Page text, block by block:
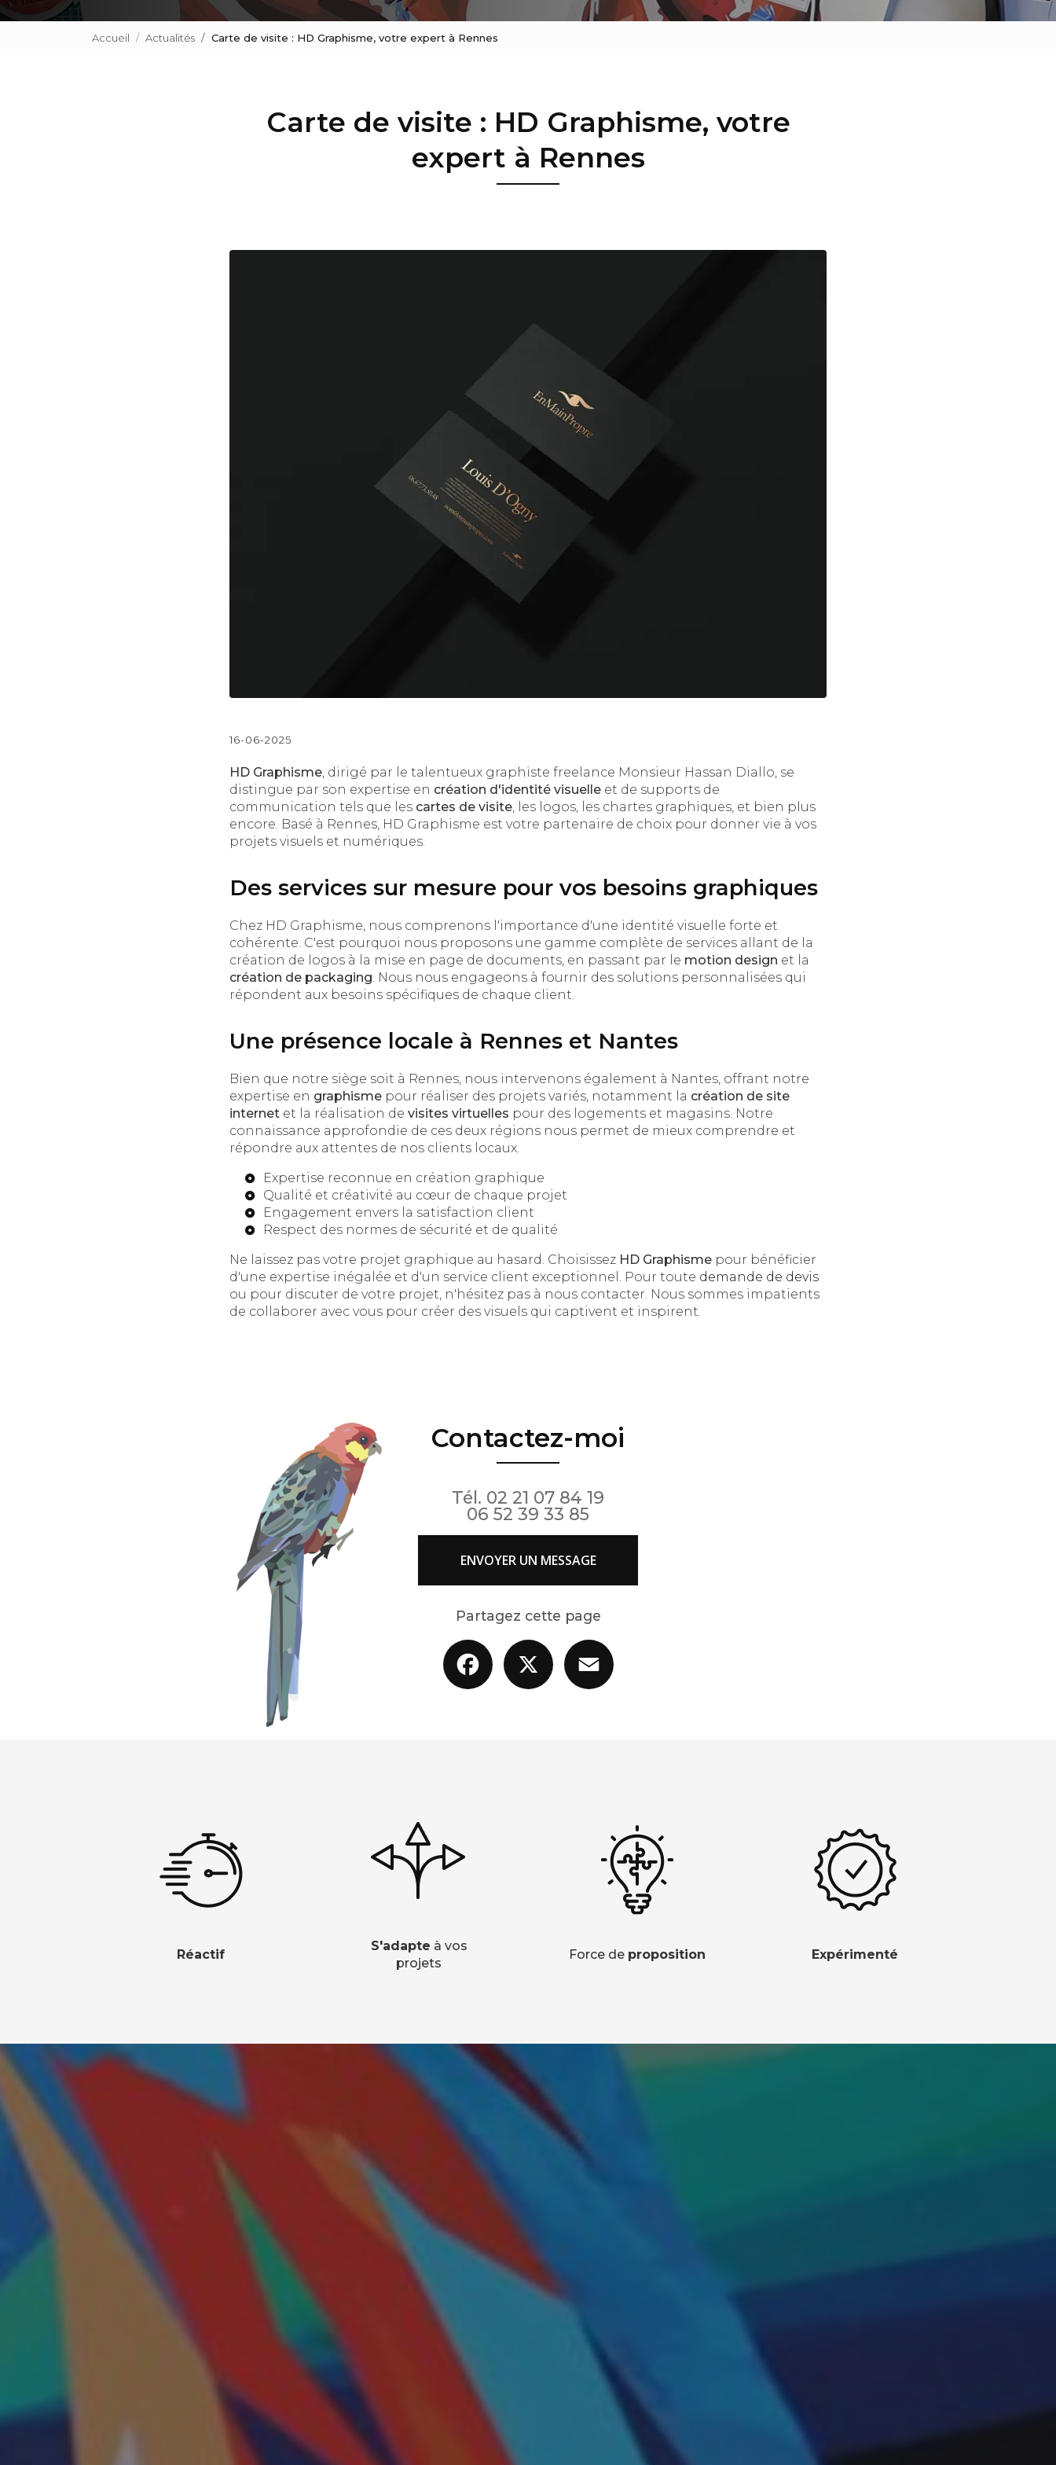
Accueil Actualités Carte de visite : HD Graphisme, votre expert à Rennes
Carte de visite : HD Graphisme, votre
expert à Rennes
16-06-2025
HD Graphisme, dirigé par le talentueux graphiste freelance Monsieur Hassan Diallo, se
distingue par son expertise en création d'identité visuelle et de supports de
communication tels que les cartes de visite, les logos, les chartes graphiques, et bien plus
encore. Basé à Rennes, HD Graphisme est votre partenaire de choix pour donner vie à vos
projets visuels et numériques.
Des services sur mesure pour vos besoins graphiques
Chez HD Graphisme, nous comprenons l'importance d'une identité visuelle forte et
cohérente. C'est pourquoi nous proposons une gamme complète de services allant de la
création de logos à la mise en page de documents, en passant par le motion design et la
création de packaging. Nous nous engageons à fournir des solutions personnalisées qui
répondent aux besoins spécifiques de chaque client.
Une présence locale à Rennes et Nantes
Bien que notre siège soit à Rennes, nous intervenons également à Nantes, offrant notre
expertise en graphisme pour réaliser des projets variés, notamment la création de site
internet et la réalisation de visites virtuelles pour des logements et magasins. Notre
connaissance approfondie de ces deux régions nous permet de mieux comprendre et
répondre aux attentes de nos clients locaux.
Expertise reconnue en création graphique
Qualité et créativité au cœur de chaque projet
Engagement envers la satisfaction client
Respect des normes de sécurité et de qualité
Ne laissez pas votre projet graphique au hasard. Choisissez HD Graphisme pour bénéficier
d'une expertise inégalée et d'un service client exceptionnel. Pour toute demande de devis
ou pour discuter de votre projet, n'hésitez pas à nous contacter. Nous sommes impatients
de collaborer avec vous pour créer des visuels qui captivent et inspirent.
Contactez-moi
Tél. 02 21 07 84 19
06 52 39 33 85
ENVOYER UN MESSAGE
Partagez cette page
Facebook
Réactif
S'adapte à vos
projets
Force de proposition Expérimenté